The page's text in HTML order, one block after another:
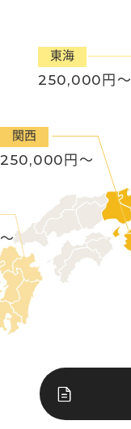
関西
250,000 円〜
東海
250,000 円〜